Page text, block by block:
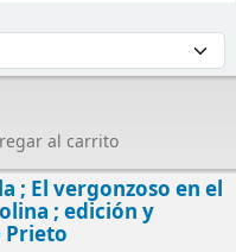
al carrito
; El vergonzoso en el
; edición y
Prieto